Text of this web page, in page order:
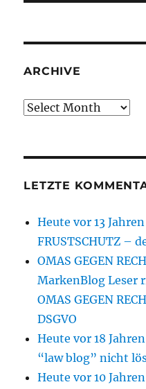
ARCHIVE
Archive
LETZTE
Heute vor 13
FRUSTSCHUTZ –
OMAS GEGEN
MarkenBlog Leser
OMAS GEGEN
DSGVO
Heute vor 18
“law blog” nicht
Heute vor 10